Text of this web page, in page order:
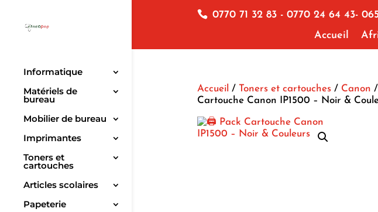
0770 71 32 83 - 0770 24 64 43-
Accueil
Informatique
Matériels de
bureau
Mobilier de bureau
Imprimantes
Toners et
cartouches
Articles scolaires
Papeterie
Accueil / Toners et cartouches/ Canon /
Cartouche Canon IP1500 – Noir &